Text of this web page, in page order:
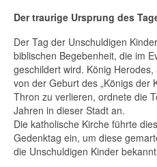
Die Balearischen
Mallorcas
Flora und Fauna
Der Frühling auf
wilden Blumen
Die Mandelblüte
Der traurige Ursprung des
Der Tag der Unschuldigen
biblischen Begebenheit, die im
geschildert wird. König
von der Geburt des „Königs der
Thron zu verlieren, ordnete die
Jahren in dieser Stadt an.
Die katholische Kirche führte
Gedenktag ein, um diese
die Unschuldigen Kinder